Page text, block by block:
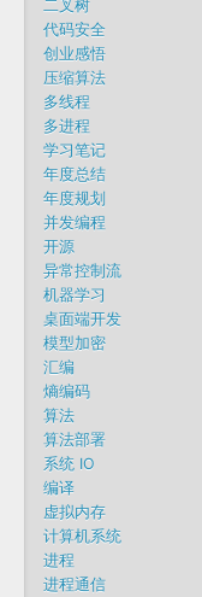
二叉树
代码安全
创业感悟
压缩算法
多线程
多进程
学习笔记
年度总结
年度规划
并发编程
开源
异常控制流
机器学习
桌面端开发
模型加密
汇编
熵编码
算法
算法部署
系统 IO
编译
虚拟内存
计算机系统
进程
进程通信